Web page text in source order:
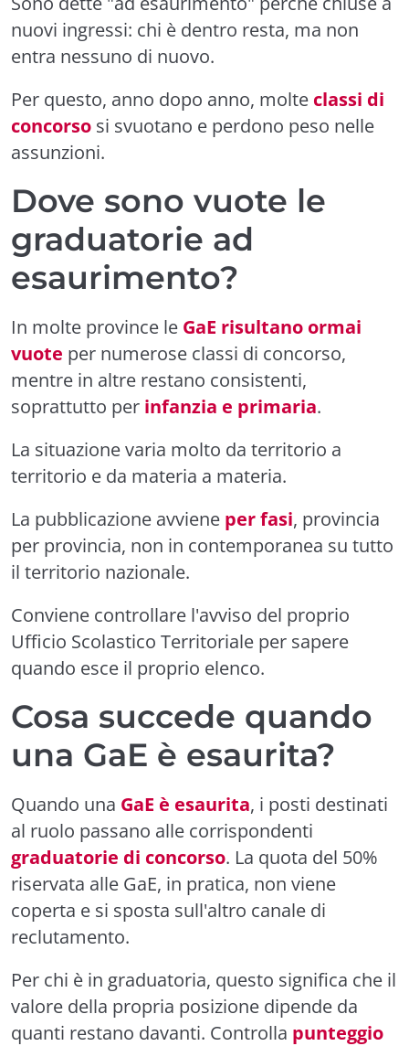
nuovi ingressi: chi è dentro resta, ma non
entra nessuno di nuovo.
Per questo, anno dopo anno, molte classi di
concorso si svuotano e perdono peso nelle
assunzioni.
Dove sono vuote le
graduatorie ad
esaurimento?
In molte province le GaE risultano ormai
vuote per numerose classi di concorso,
mentre in altre restano consistenti,
soprattutto per infanzia e primaria.
La situazione varia molto da territorio a
territorio e da materia a materia.
La pubblicazione avviene per fasi, provincia
per provincia, non in contemporanea su tutto
il territorio nazionale.
Conviene controllare l'avviso del proprio
Ufficio Scolastico Territoriale per sapere
quando esce il proprio elenco.
Cosa succede quando
una GaE è esaurita?
Quando una GaE è esaurita, i posti destinati
al ruolo passano alle corrispondenti
graduatorie di concorso. La quota del 50%
riservata alle GaE, in pratica, non viene
coperta e si sposta sull'altro canale di
reclutamento.
Per chi è in graduatoria, questo significa che il
valore della propria posizione dipende da
quanti restano davanti. Controlla punteggio